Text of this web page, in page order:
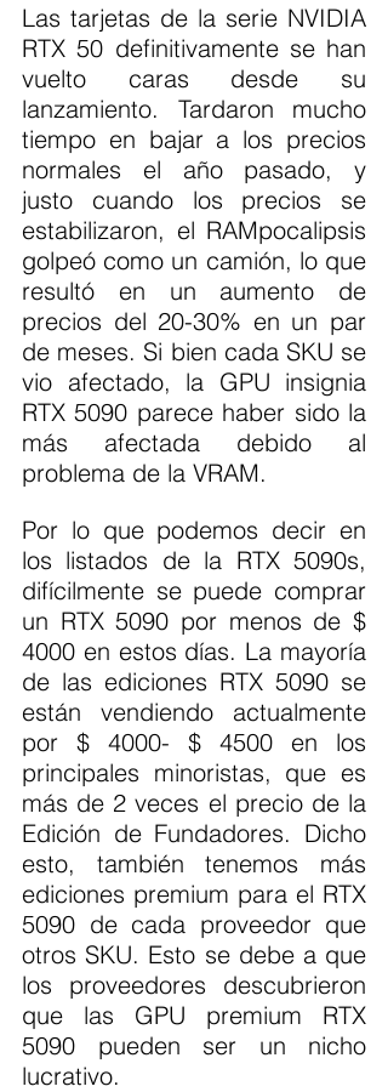
Las tarjetas de la serie NVIDIA
RTX 50 definitivamente se han
vuelto caras desde su
lanzamiento. Tardaron mucho
tiempo en bajar a los precios
normales el año pasado, y
justo cuando los precios se
estabilizaron, el RAMpocalipsis
golpeó como un camión, lo que
resultó en un aumento de
precios del 20-30% en un par
de meses. Si bien cada SKU se
vio afectado, la GPU insignia
RTX 5090 parece haber sido la
más afectada debido al
problema de la VRAM.
Por lo que podemos decir en
los listados de la RTX 5090s,
difícilmente se puede comprar
un RTX 5090 por menos de $
4000 en estos días. La mayoría
de las ediciones RTX 5090 se
están vendiendo actualmente
por $ 4000- $ 4500 en los
principales minoristas, que es
más de 2 veces el precio de la
Edición de Fundadores. Dicho
esto, también tenemos más
ediciones premium para el RTX
5090 de cada proveedor que
otros SKU. Esto se debe a que
los proveedores descubrieron
que las GPU premium RTX
5090 pueden ser un nicho
lucrativo.